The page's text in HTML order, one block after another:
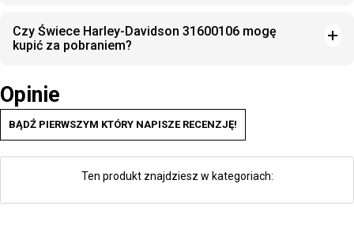
Czy Świece Harley-Davidson 31600106 mogę
kupić za pobraniem?
Opinie
BĄDŹ PIERWSZYM KTÓRY NAPISZE RECENZJĘ!
Ten produkt znajdziesz w kategoriach: